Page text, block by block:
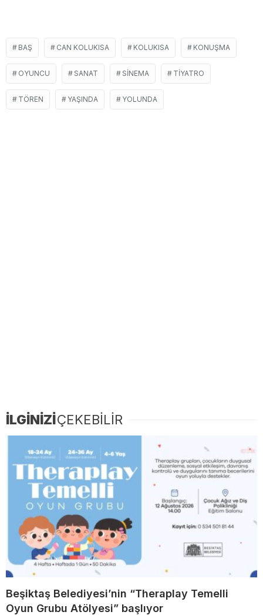
BAŞ CAN KOLUKISA KOLUKISA KONUŞMA
OYUNCU SANAT SINEMA TIYATRO
TÖREN YAŞINDA YOLUNDA
İLGİNİZİÇEKEBİLİR
Beşiktaş Belediyesi’nin “Theraplay Temelli
Oyun Grubu Atölyesi” başlıyor